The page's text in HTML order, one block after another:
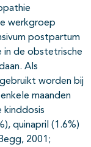
werkgroep
postpartum
in de obstetrische
Als
worden bij
maanden
kinddosis
quinapril (1.6%)
2001;